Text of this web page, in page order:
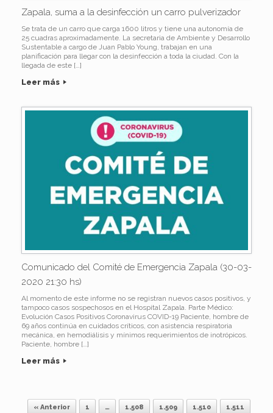
Zapala, suma a la desinfección un carro pulverizador
Se trata de un carro que carga 1600 litros y tiene una autonomía de
25 cuadras aproximadamente. La secretaria de Ambiente y Desarrollo
Sustentable a cargo de Juan Pablo Young, trabajan en una
planificación para llegar con la desinfección a toda la ciudad. Con la
llegada de este […]
Leer más
Comunicado del Comité de Emergencia Zapala (30-03-
2020 21:30 hs)
Al momento de este informe no se registran nuevos casos positivos, y
tampoco casos sospechosos en el Hospital Zapala. Parte Médico:
Evolución Casos Positivos Coronavirus COVID-19 Paciente, hombre de
69 años continúa en cuidados críticos, con asistencia respiratoria
mecánica, en hemodiálisis y mínimos requerimientos de inotrópicos.
Paciente, hombre […]
Leer más
« Anterior 1 … 1.508 1.509 1.510 1.511